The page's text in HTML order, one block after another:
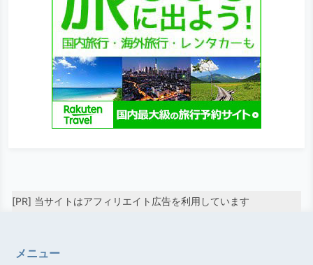
[PR] 当サイトはアフィリエイト広告を利用しています
メニュー